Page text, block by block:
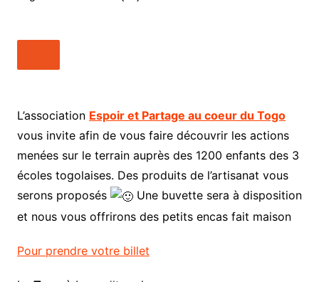
L’association Espoir et Partage au coeur du Togo
vous invite afin de vous faire découvrir les actions
menées sur le terrain auprès des 1200 enfants des 3
écoles togolaises. Des produits de l’artisanat vous
serons proposés
Une buvette sera à disposition
et nous vous offrirons des petits encas fait maison
Pour prendre votre billet